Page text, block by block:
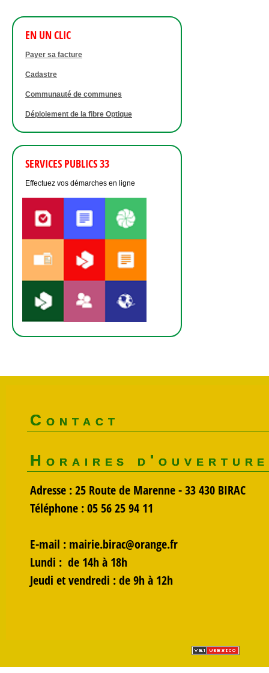
EN UN CLIC
Payer sa facture
Cadastre
Communauté de communes
Déploiement de la fibre Optique
SERVICES PUBLICS 33
Effectuez vos démarches en ligne
Contact
Horaires
Adresse : 25 Route de Marenne - 33 430 BIRAC
Téléphone : 05 56 25 94 11
E-mail : mairie.birac@orange.fr
Lundi : de 14h à 18h
Jeudi et vendredi :de 9h à 12h